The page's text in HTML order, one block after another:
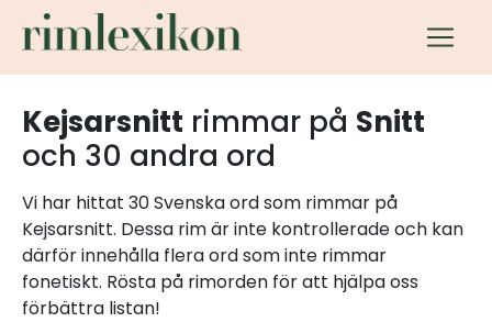
Kejsarsnitt rimmar på Snitt
och 30 andra ord
Vi har hittat 30 Svenska ord som rimmar på
Kejsarsnitt. Dessa rim är inte kontrollerade och kan
därför innehålla flera ord som inte rimmar
fonetiskt. Rösta på rimorden för att hjälpa oss
förbättra listan!